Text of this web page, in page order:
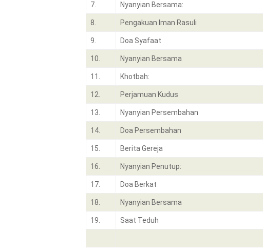
7. Nyanyian Bersama:
8. Pengakuan Iman Rasuli
9. Doa Syafaat
10. Nyanyian Bersama
11. Khotbah:
12. Perjamuan Kudus
13. Nyanyian Persembahan
14. Doa Persembahan
15. Berita Gereja
16. Nyanyian Penutup:
17. Doa Berkat
18. Nyanyian Bersama
19. Saat Teduh